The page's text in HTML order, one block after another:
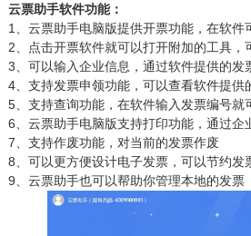
云票助手软件功能：
1、云票助手电脑版提供开票功能，在软件
2、点击开票软件就可以打开附加的工具，
3、可以输入企业信息，通过软件提供的发
4、支持发票申领功能，可以查看软件提供
5、支持查询功能，在软件输入发票编号就
6、云票助手电脑版支持打印功能，通过企
7、支持作废功能，对当前的发票作废
8、可以更方便设计电子发票，可以节约发
9、云票助手也可以帮助你管理本地的发票